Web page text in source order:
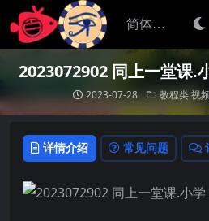
2023072902 同上一堂课.
2023-07-28 教程类 视
详情介绍 常见问题